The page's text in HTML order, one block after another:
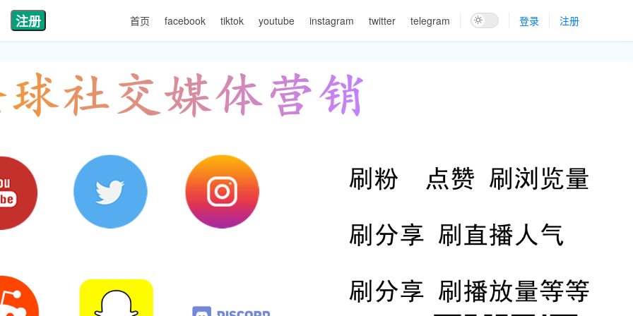
注册 首页 facebook tiktok youtube instagram twitter telegram 登录 注册